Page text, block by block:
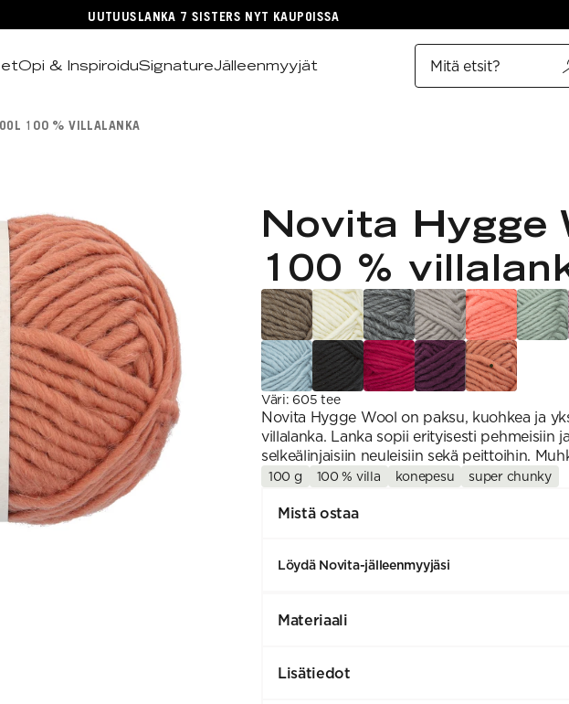
UUTUUSLANKA 7 SISTERS NYT KAUPOISSA
Opi & InspiroiduSignatureJälleenmyyjät Mitä etsit?
100 % VILLALANKA
Novita Hygge
100 %
Väri:605 tee
Novita Hygge Wool on paksu, kuohkea ja
villalanka. Lanka sopii erityisesti pehmeisiin
selkeälinjaisiin neuleisiin sekä peittoihin.
100 g 100 % villa konepesu super chunky
Mistä ostaa
Löydä Novita-jälleenmyyjäsi
Materiaali
Lisätiedot